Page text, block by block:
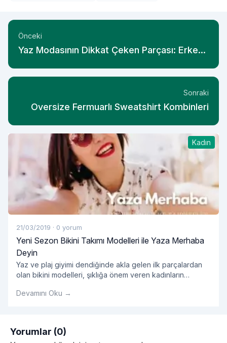
Önceki
Yaz Modasının Dikkat Çeken Parçası: Erkek
Sonraki
Oversize Fermuarlı Sweatshirt Kombinleri
Kadın
21/03/2019 · 0 yorum
Yeni Sezon Bikini Takımı Modelleri ile Yaza Merhaba
Deyin
Yaz ve plaj giyimi dendiğinde akla gelen ilk parçalardan
olan bikini modelleri, şıklığa önem veren kadınların
birlikte yeni sezon bikini modelleri de özellikle kadın
sezon ürünlerini sizlerle buluşturan Enntrend, farklı beden
ve alternatif renk
Devamını Oku →
Yorumlar (0)